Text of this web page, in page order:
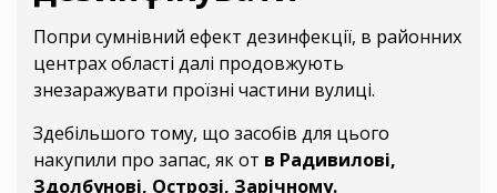
Попри сумнівний ефект дезинфекції, в районних
центрах області далі продовжують
знезаражувати проїзні частини вулиці.
Здебільшого тому, що засобів для цього
накупили про запас, як от в Радивилові,
Здолбунові, Острозі, Зарічному.